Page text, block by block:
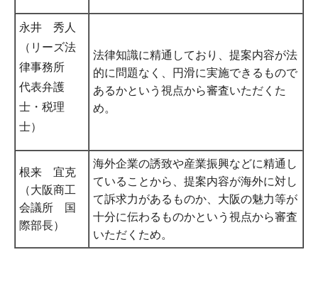
永井 秀人
（リーズ法
律事務所
代表弁護
士・税理
士）
法律知識に精通しており、提案内容が法
的に問題なく、円滑に実施できるもので
あるかという視点から審査いただくた
め。
根来 宜克
（大阪商工
会議所 国
際部長）
海外企業の誘致や産業振興などに精通し
ていることから、提案内容が海外に対し
て訴求力があるものか、大阪の魅力等が
十分に伝わるものかという視点から審査
いただくため。